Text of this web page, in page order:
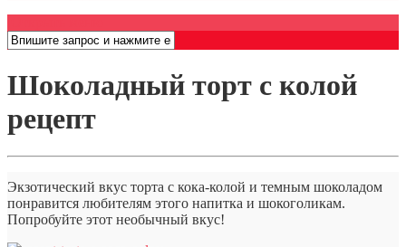
Шоколадный торт с колой
рецепт
Экзотический вкус торта с кока-колой и темным шоколадом
понравится любителям этого напитка и шокоголикам.
Попробуйте этот необычный вкус!